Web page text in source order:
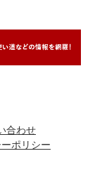
合わせ
ポリシー